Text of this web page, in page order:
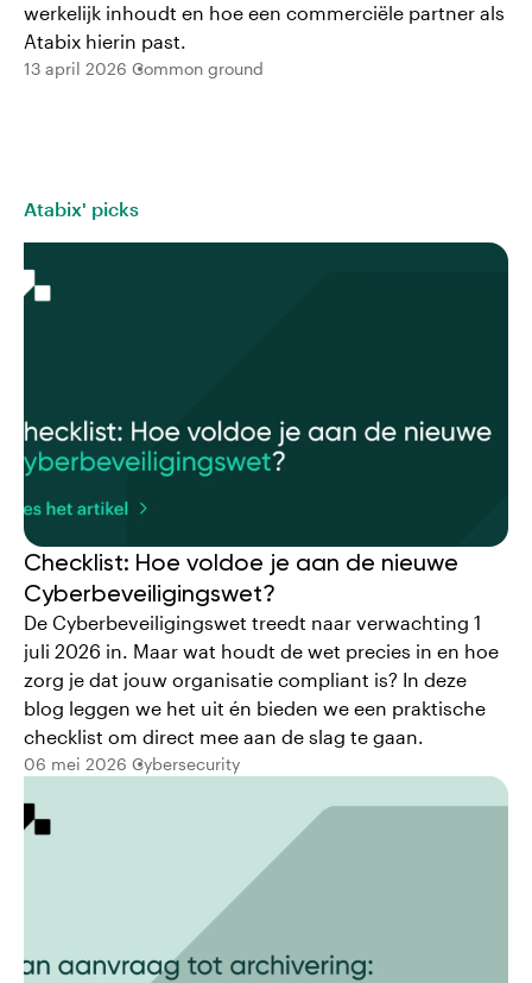
werkelijk inhoudt en hoe een commerciële partner als
Atabix hierin past.
13 april 2026 Common ground
Atabix' picks
Checklist: Hoe voldoe je aan de nieuwe
Cyberbeveiligingswet?
De Cyberbeveiligingswet treedt naar verwachting 1
juli 2026 in. Maar wat houdt de wet precies in en hoe
zorg je dat jouw organisatie compliant is? In deze
blog leggen we het uit én bieden we een praktische
checklist om direct mee aan de slag te gaan.
06 mei 2026 Cybersecurity